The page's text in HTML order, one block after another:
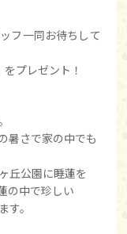
フ一同お待ちして
プレゼント！
暑さで家の中でも
丘公園に睡蓮を
の中で珍しい
。